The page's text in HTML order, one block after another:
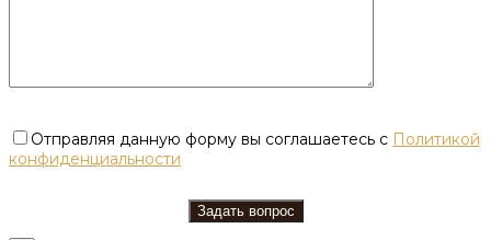
Отправляя данную форму вы соглашаетесь с Политикой
конфиденциальности